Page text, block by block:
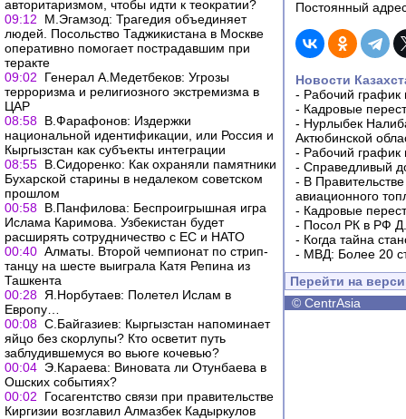
авторитаризмом, чтобы идти к теократии?
09:12
М.Эгамзод: Трагедия объединяет
людей. Посольство Таджикистана в Москве
оперативно помогает пострадавшим при
теракте
09:02
Генерал А.Медетбеков: Угрозы
терроризма и религиозного экстремизма в
ЦАР
08:58 В.Фарафонов: Издержки
национальной идентификации, или Россия и
Кыргызстан как субъекты интеграции
08:55 В.Сидоренко: Как охраняли памятники
Бухарской старины в недалеком советском
прошлом
00:58 В.Панфилова: Беспроигрышная игра
Ислама Каримова. Узбекистан будет
расширять сотрудничество с ЕС и НАТО
00:40 Алматы. Второй чемпионат по стрип-
танцу на шесте выиграла Катя Репина из
Ташкента
00:28 Я.Норбутаев: Полетел Ислам в
Европу…
00:08 С.Байгазиев: Кыргызстан напоминает
яйцо без скорлупы? Кто осветит путь
заблудившемуся во вьюге кочевью?
00:04 Э.Караева: Виновата ли Отунбаева в
Ошских событиях?
00:02
Госагентство связи при правительстве
Киргизии возглавил Алмазбек Кадыркулов
Постоянный
Новости
- Рабочий график
- Кадровые
- Нурлыбек
Актюбинской
- Рабочий график
- Справедливый
- В
авиационного
- Кадровые
- Посол РК в РФ
- Когда тайна
- МВД: Более 20
Перейти на
© CentrAsia